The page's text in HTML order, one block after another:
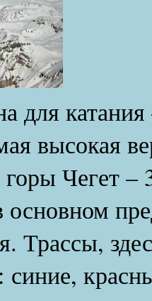
для
высокая
Чегет
Трассы,
синие,